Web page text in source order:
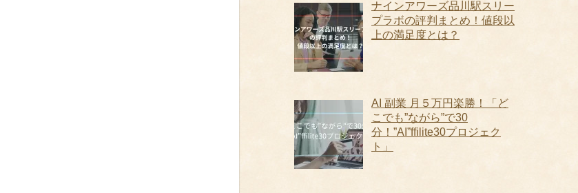
ナインアワーズ品川駅スリー
プラボの評判まとめ！値段以
上の満足度とは？
AI 副業 月５万円楽勝！「ど
こでも”ながら”で30
分！”AI”ffilite30プロジェク
ト」